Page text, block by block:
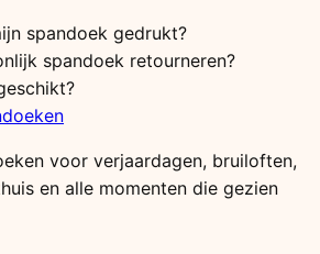
spandoek gedrukt?
spandoek retourneren?
voor verjaardagen, bruiloften,
en alle momenten die gezien